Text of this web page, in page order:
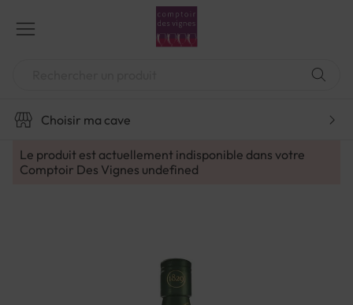
contenu
Choisir ma cave
Le produit est actuellement indisponible dans votre
Comptoir Des Vignes undefined